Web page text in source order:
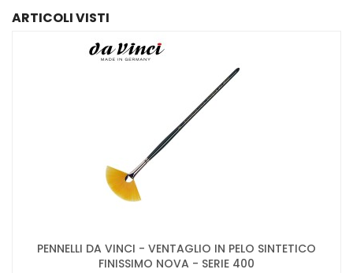
ARTICOLI VISTI
PENNELLI DA VINCI - VENTAGLIO IN PELO SINTETICO
FINISSIMO NOVA - SERIE 400